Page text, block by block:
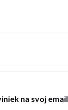
na svoj